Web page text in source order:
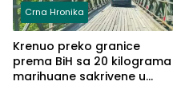
Crna Hronika
Krenuo preko granice
prema BiH sa 20 kilograma
marihuane sakrivene u